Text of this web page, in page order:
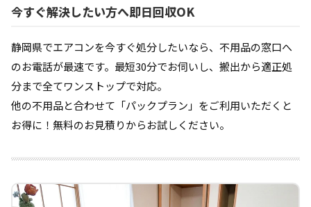
今すぐ解決したい方へ即日回収OK
静岡県でエアコンを今すぐ処分したいなら、不用品の窓口へ
のお電話が最速です。最短30分でお伺いし、搬出から適正処
分まで全てワンストップで対応。
他の不用品と合わせて「パックプラン」をご利用いただくと
お得に！無料のお見積りからお試しください。